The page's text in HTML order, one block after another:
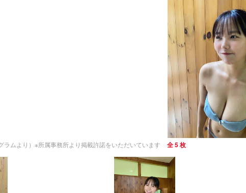
ムより）※所属事務所より掲載許諾をいただいています 全 5 枚